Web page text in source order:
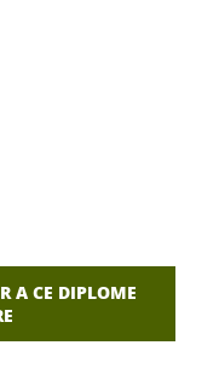
A CE DIPLOME